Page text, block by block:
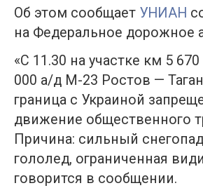
Об этом сообщает УНИАН
на Федеральное дорожное
«С 11.30 на участке км 5
000 а/д М-23 Ростов —
граница с Украиной
движение общественного
Причина: сильный
гололед, ограниченная
говорится в сообщении.